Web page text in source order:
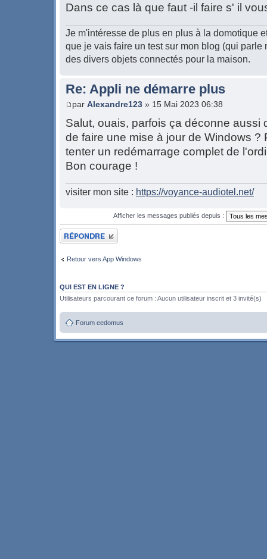
Dans ce cas là que faut -il faire s' il
Je m'intéresse de plus en plus à la domotique
que je vais faire un test sur mon blog (qui parle
des divers objets connectés pour la maison.
Re: Appli ne démarre plus
par Alexandre123 » 15 Mai 2023 06:38
Salut, ouais, parfois ça déconne aussi
de faire une mise à jour de Windows ?
tenter un redémarrage complet de
Bon courage !
visiter mon site : https://voyance-audiotel.net/
Afficher les messages publiés depuis :
Publier une réponse
Retour vers App Windows
QUI EST EN LIGNE ?
Utilisateurs parcourant ce forum : Aucun utilisateur inscrit et 3 invité(s)
Forum eedomus